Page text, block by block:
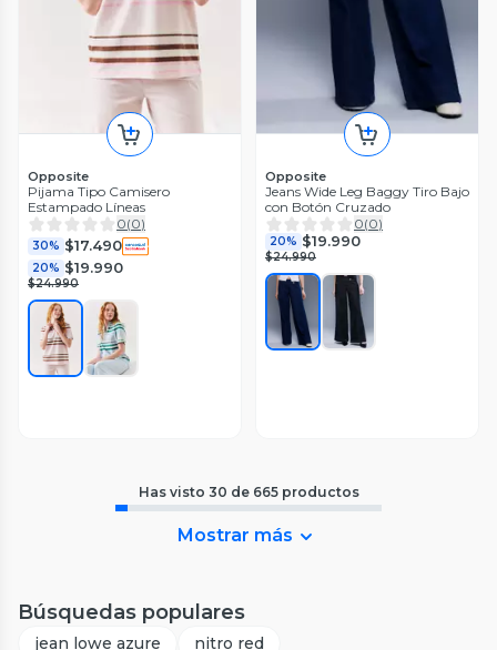
Opposite
Pijama Tipo Camisero
Estampado Líneas
0(0)
30% $17.490
20% $19.990
$24.990
Opposite
Jeans Wide Leg Baggy Tiro Bajo
con Botón Cruzado
0(0)
20% $19.990
$24.990
Has visto 30 de 665 productos
Mostrar más
Búsquedas populares
jean lowe azure
nitro red